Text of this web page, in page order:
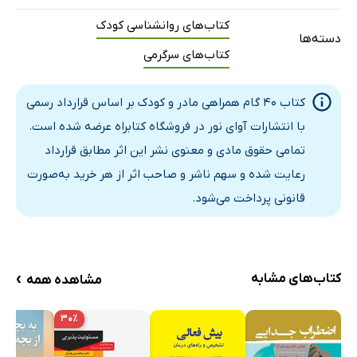
گام نوزدهم: بطری‌های پرکردنی
گام بیستم: ماشین‌بازی
گام بیست‌ویکم: ایستگاه شادی
گام بیست‌ودوم: بازی‌های پریدنی
گام بیست‌وچهارم: سنگ‌بازی
گام بیست‌وپنجم: بازی‌های تعادلی
گام بیست‌وششم: بازی‌های کششی
گام بیست‌وهشتم: بازی با گره
گام سی ام: آب‌بازی
گام سی‌ویکم: کله‌ی همه کاره
دسته‌ها
کتاب‌های روانشناسی کودک
کتاب‌های سرگرمی
کتاب 40 گام همراهی مادر و کودک بر اساس قرارداد رسمی
با انتشارات آوای نور در فروشگاه کتابراه عرضه شده است.
تمامی حقوق مادی و معنوی نشر این اثر مطابق قرارداد
رعایت شده و سهم ناشر و صاحب اثر از هر خرید به‌صورت
قانونی پرداخت می‌شود.
کتاب‌های مشابه مشاهده همه ›
۳۰٪